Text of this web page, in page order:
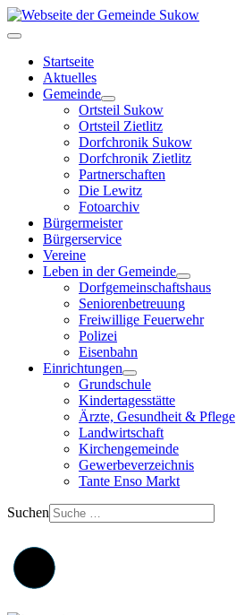
Startseite
Aktuelles
Gemeinde
Ortsteil Sukow
Ortsteil Zietlitz
Dorfchronik Sukow
Dorfchronik Zietlitz
Partnerschaften
Die Lewitz
Fotoarchiv
Bürgermeister
Bürgerservice
Vereine
Leben in der Gemeinde
Dorfgemeinschaftshaus
Seniorenbetreuung
Freiwillige Feuerwehr
Polizei
Eisenbahn
Einrichtungen
Grundschule
Kindertagesstätte
Ärzte, Gesundheit & Pflege
Landwirtschaft
Kirchengemeinde
Gewerbeverzeichnis
Tante Enso Markt
Suchen